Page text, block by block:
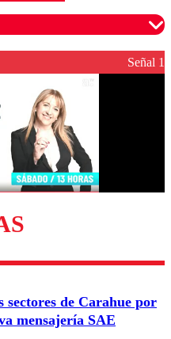
para garantizar un
Enviar comentario
Señal 1
sectores de Carahue por
mensajería SAE